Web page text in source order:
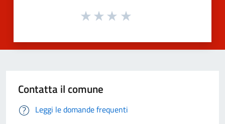
Contatta il comune
Leggi le domande frequenti